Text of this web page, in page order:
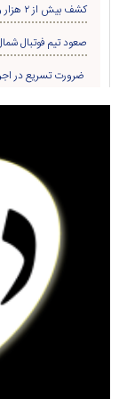
کشف بیش از ۲ هزار و ۶۰۰ قطعه مرغ زنده بدون مجوز در سیاهکل
صعود تیم فوتبال
ضرورت تسریع در